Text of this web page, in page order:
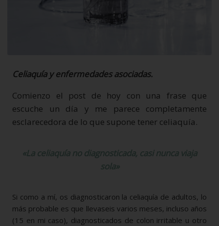
Celiaquía y enfermedades asociadas.
Comienzo el post de hoy con una frase que
escuche un día y me parece completamente
esclarecedora de lo que supone tener celiaquía.
«La celiaquía no diagnosticada, casi nunca viaja
sola»
Si como a mí, os diagnosticaron la celiaquía de adultos, lo
más probable es que llevaseis varios meses, incluso años
(15 en mi caso), diagnosticados de colon irritable u otro